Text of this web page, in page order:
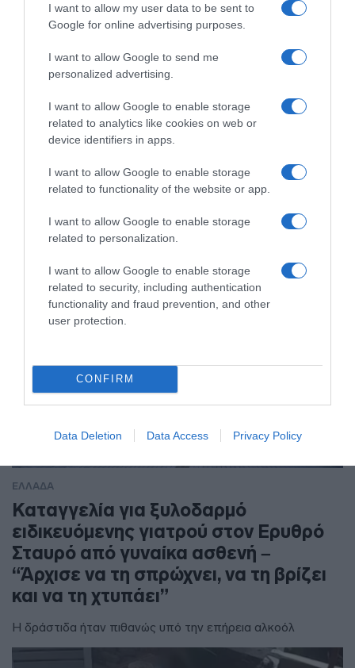
I want to allow my user data to be sent to
Google for online advertising purposes.
I want to allow Google to send me
personalized advertising.
I want to allow Google to enable storage
related to analytics like cookies on web or
device identifiers in apps.
I want to allow Google to enable storage
related to functionality of the website or app.
I want to allow Google to enable storage
related to personalization.
I want to allow Google to enable storage
related to security, including authentication
functionality and fraud prevention, and other
user protection.
CONFIRM
Data Deletion Data Access Privacy Policy
ΕΛΛΑΔΑ
Παλαιό Φάληρο: Συνελήφθη 49χρονος
ως μέλος της εγκληματικής
οργάνωσης του “Έντικ” –
Κατηγορείται για εκβιασμούς και
ξυλοδαρμούς επιχειρηματιών
Ο άνδρας είχε διαφύγει στο εξωτερικό κι επέστρεψε στην
Ελλάδα
ΕΛΛΑΔΑ
Καταγγελία για ξυλοδαρμό
ειδικευόμενης γιατρού στον Ερυθρό
Σταυρό από γυναίκα ασθενή –
“Άρχισε να τη σπρώχνει, να τη βρίζει
και να τη χτυπάει”
Η δράστιδα ήταν πιθανώς υπό την επήρεια αλκοόλ